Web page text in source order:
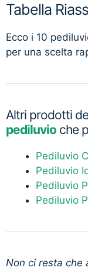
Tabella
Ecco i 10
per una scelta
Altri prodotti
pediluvio che
Pediluvio
Pediluvio
Pediluvio
Pediluvio
Non ci resta che